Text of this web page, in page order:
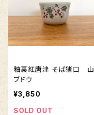
釉裏紅唐津 そば猪口 山
ブドウ
¥3,850
SOLD OUT